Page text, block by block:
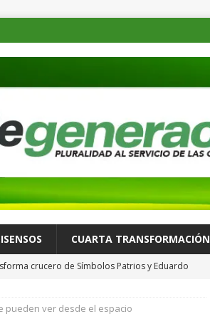
CUARTA TRANSFORMACIÓN
crucero de Símbolos Patrios y Eduardo
“Raíces Viajeras” para personas adultas
pueden ver desde el espacio